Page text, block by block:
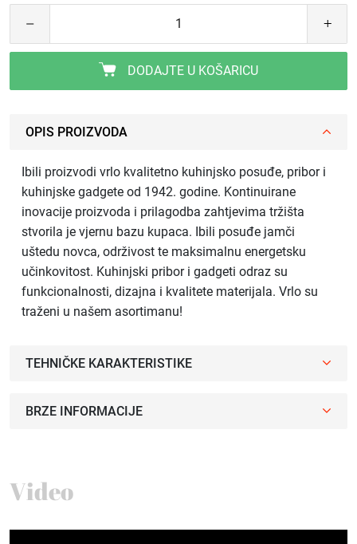
DODAJTE U KOŠARICU
OPIS PROIZVODA
Ibili proizvodi vrlo kvalitetno kuhinjsko posuđe, pribor i
kuhinjske gadgete od 1942. godine. Kontinuirane
inovacije proizvoda i prilagodba zahtjevima tržišta
stvorila je vjernu bazu kupaca. Ibili posuđe jamči
uštedu novca, održivost te maksimalnu energetsku
učinkovitost. Kuhinjski pribor i gadgeti odraz su
funkcionalnosti, dizajna i kvalitete materijala. Vrlo su
traženi u našem asortimanu!
TEHNIČKE KARAKTERISTIKE
BRZE INFORMACIJE
Video